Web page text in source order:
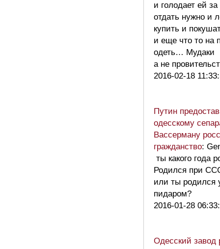
и голодает ей за
отдать нужно и
купить и
и еще что то на
одеть… Мудаки
а не
2016-02-18
Путин
одесскому
Вассерману
гражданство:
ты какого года
Родился при
или ты родился
пидаром?
2016-01-28
Одесский завод